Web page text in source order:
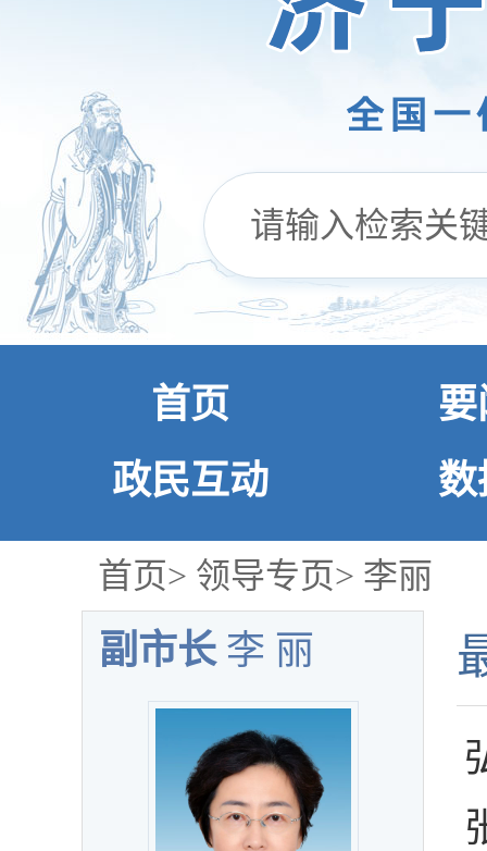
首页
要
政民互动
数
首页> 领导专页> 李丽
副市长李 丽